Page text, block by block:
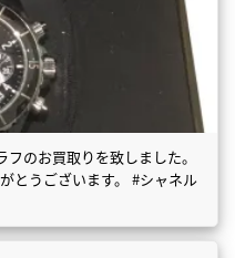
のお買取りを致しました。
とうございます。 #シャネル